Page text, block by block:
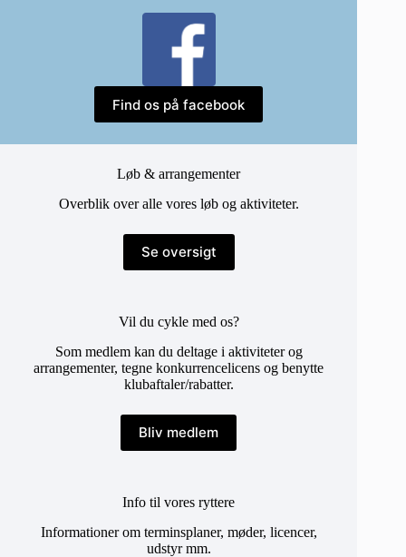
Find os på facebook
Løb & arrangementer
Overblik over alle vores løb og aktiviteter.
Se oversigt
Vil du cykle med os?
Som medlem kan du deltage i aktiviteter og
arrangementer, tegne konkurrencelicens og benytte
klubaftaler/rabatter.
Bliv medlem
Info til vores ryttere
Informationer om terminsplaner, møder, licencer,
udstyr mm.